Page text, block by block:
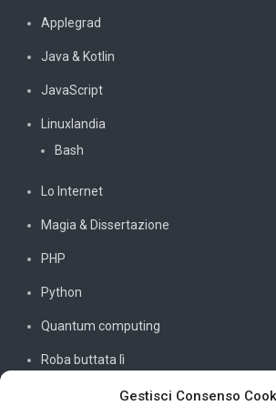
Gestisci Consenso
Applegrad
Java & Kotlin
JavaScript
Linuxlandia
Bash
Lo Internet
Magia & Dissertazione
PHP
Python
Quantum computing
Roba buttata lì